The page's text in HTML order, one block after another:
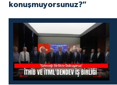
konuşmuyorsunuz?"